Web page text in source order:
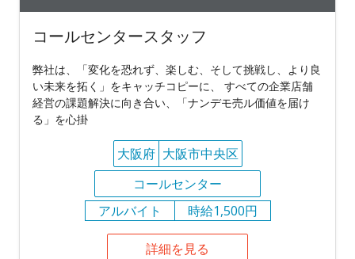
コールセンタースタッフ
弊社は、「変化を恐れず、楽しむ、そして挑戦し、より良
い未来を拓く」をキャッチコピーに、 すべての企業店舗
経営の課題解決に向き合い、「ナンデモ売ル価値を届け
る」を心掛
大阪府 大阪市中央区
コールセンター
アルバイト
時給1,500円
詳細を見る